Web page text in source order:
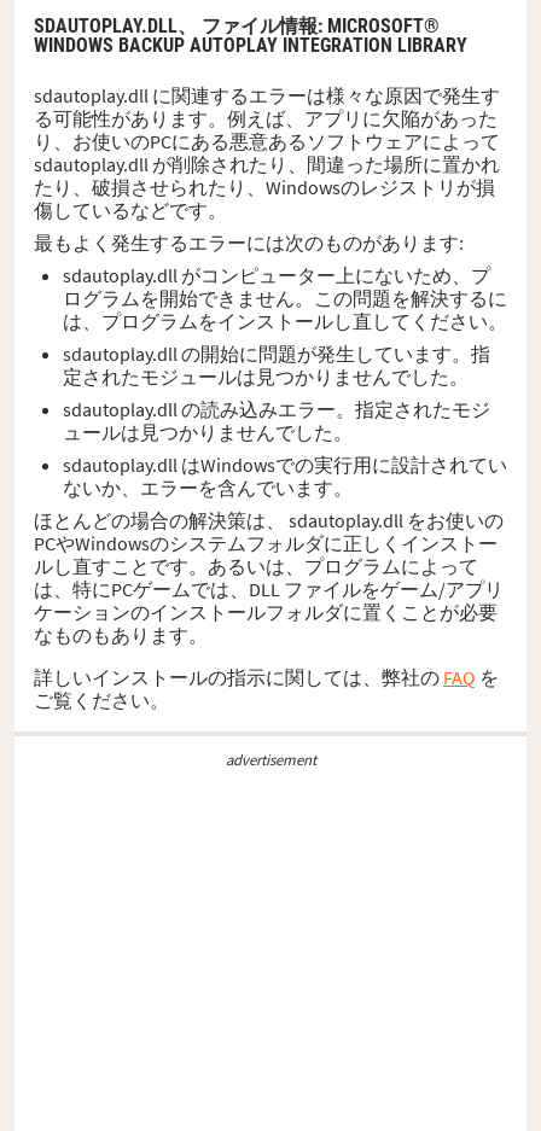
SDAUTOPLAY.DLL、 ファイル情報: MICROSOFT®
WINDOWS BACKUP AUTOPLAY INTEGRATION LIBRARY
sdautoplay.dll に関連するエラーは様々な原因で発生す
る可能性があります。例えば、アプリに欠陥があった
り、お使いのPCにある悪意あるソフトウェアによって
sdautoplay.dll が削除されたり、間違った場所に置かれ
たり、破損させられたり、Windowsのレジストリが損
傷しているなどです。
最もよく発生するエラーには次のものがあります:
sdautoplay.dll がコンピューター上にないため、プ
ログラムを開始できません。この問題を解決するに
は、プログラムをインストールし直してください。
sdautoplay.dll の開始に問題が発生しています。指
定されたモジュールは見つかりませんでした。
sdautoplay.dll の読み込みエラー。指定されたモジ
ュールは見つかりませんでした。
sdautoplay.dll はWindowsでの実行用に設計されてい
ないか、エラーを含んでいます。
ほとんどの場合の解決策は、 sdautoplay.dll をお使いの
PCやWindowsのシステムフォルダに正しくインストー
ルし直すことです。あるいは、プログラムによって
は、特にPCゲームでは、DLL ファイルをゲーム/アプリ
ケーションのインストールフォルダに置くことが必要
なものもあります。
詳しいインストールの指示に関しては、弊社の FAQ を
ご覧ください。
advertisement